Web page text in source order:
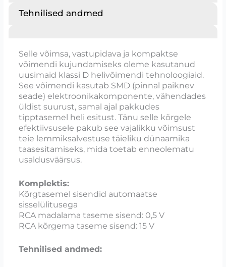
Tehnilised andmed
Selle võimsa, vastupidava ja kompaktse
võimendi kujundamiseks oleme kasutanud
uusimaid klassi D helivõimendi tehnoloogiaid.
See võimendi kasutab SMD (pinnal paiknev
seade) elektroonikakomponente, vähendades
üldist suurust, samal ajal pakkudes
tipptasemel heli esitust. Tänu selle kõrgele
efektiivsusele pakub see vajalikku võimsust
teie lemmiksalvestuse täieliku dünaamika
taasesitamiseks, mida toetab enneolematu
usaldusväärsus.
Komplektis:
Kõrgtasemel sisendid automaatse
sisselülitusega
RCA madalama taseme sisend: 0,5 V
RCA kõrgema taseme sisend: 15 V
Tehnilised andmed: